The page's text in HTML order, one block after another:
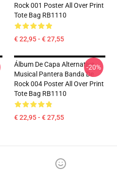
Rock 001 Poster All Over Print
Tote Bag RB1110
€ 22,95 - € 27,55
Álbum De Capa Alternativa
Musical Pantera Banda De
Rock 004 Poster All Over Print
Tote Bag RB1110
€ 22,95 - € 27,55
-20%